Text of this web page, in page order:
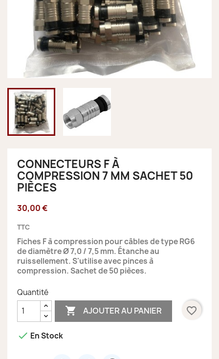
CONNECTEURS F À
COMPRESSION 7 MM SACHET 50
PIÈCES
30,00 €
TTC
Fiches F à compression pour câbles de type RG6
de diamètreØ 7,0 / 7,5 mm. Étanche au
ruissellement. S'utilise avec pinces à
compression.Sachet de 50 pièces.
Quantité
 AJOUTER AU PANIER favorite_border
 En Stock